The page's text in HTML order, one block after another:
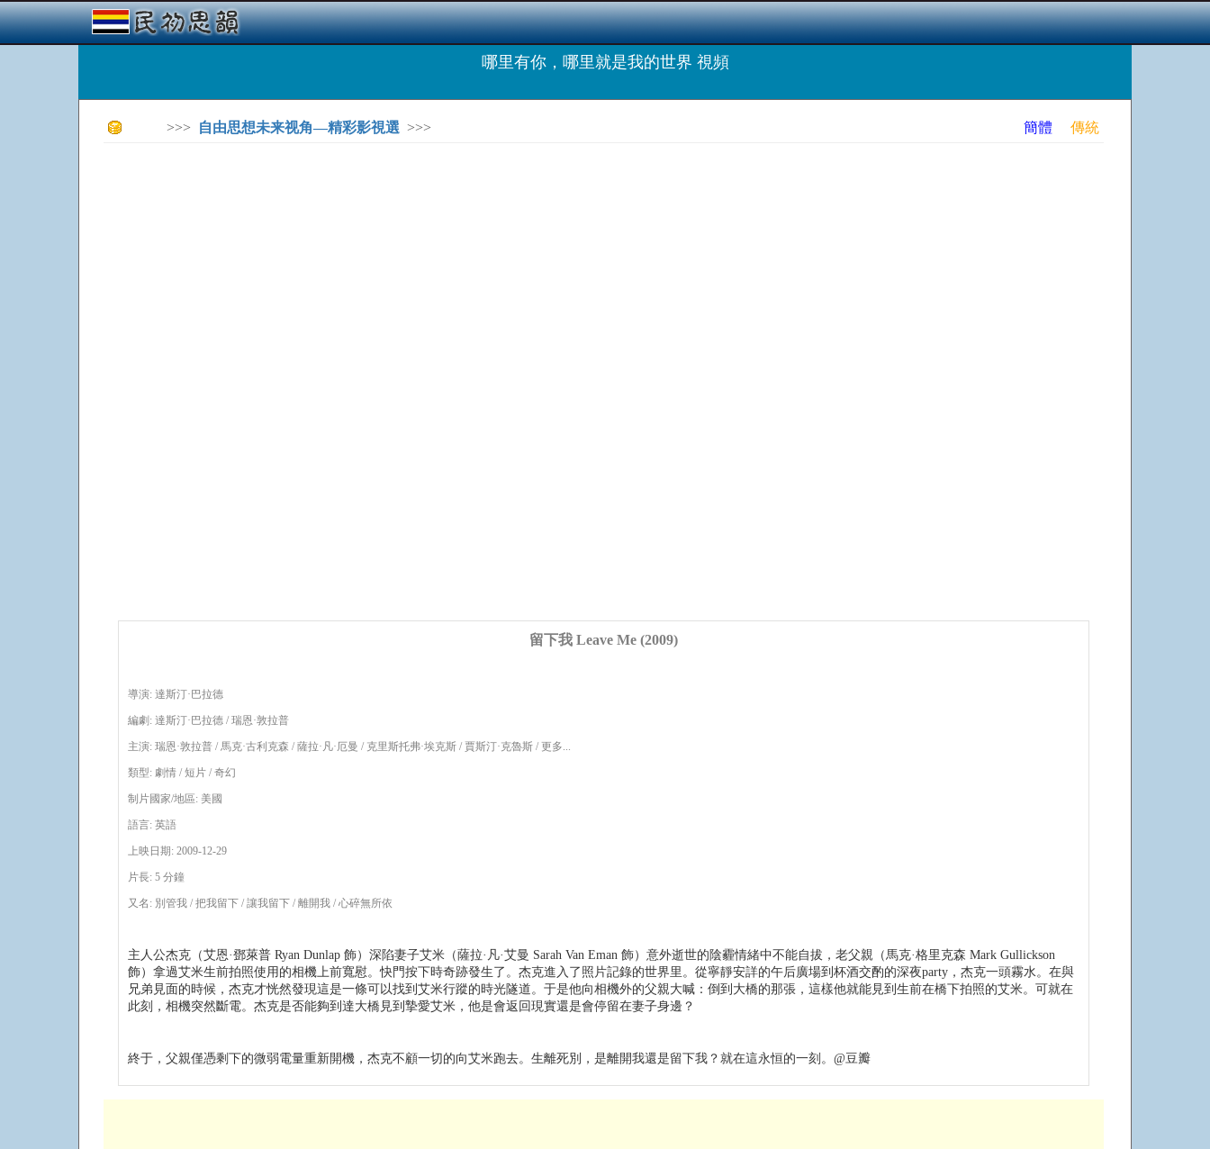
哪里有你，哪里就是我的世界 視頻
>>> 自由思想未来视角—精彩影視選 >>> 簡體 傳統
留下我 Leave Me (2009)
導演: 達斯汀·巴拉德
編劇: 達斯汀·巴拉德 / 瑞恩·敦拉普
主演: 瑞恩·敦拉普 / 馬克·古利克森 / 薩拉·凡·厄曼 / 克里斯托弗·埃克斯 / 賈斯汀·克魯斯 / 更多...
類型: 劇情 / 短片 / 奇幻
制片國家/地區: 美國
語言: 英語
上映日期: 2009-12-29
片長: 5 分鐘
又名: 別管我 / 把我留下 / 讓我留下 / 離開我 / 心碎無所依
主人公杰克（艾恩·鄧萊普 Ryan Dunlap 飾）深陷妻子艾米（薩拉·凡·艾曼 Sarah Van Eman 飾）意外逝世的陰霾情緒中不能自拔，老父親（馬克·格里克森 Mark Gullickson
飾）拿過艾米生前拍照使用的相機上前寬慰。快門按下時奇跡發生了。杰克進入了照片記錄的世界里。從寧靜安詳的午后廣場到杯酒交酌的深夜party，杰克一頭霧水。在與
兄弟見面的時候，杰克才恍然發現這是一條可以找到艾米行蹤的時光隧道。于是他向相機外的父親大喊：倒到大橋的那張，這樣他就能見到生前在橋下拍照的艾米。可就在
此刻，相機突然斷電。杰克是否能夠到達大橋見到摯愛艾米，他是會返回現實還是會停留在妻子身邊？
終于，父親僅憑剩下的微弱電量重新開機，杰克不顧一切的向艾米跑去。生離死別，是離開我還是留下我？就在這永恒的一刻。@豆瓣